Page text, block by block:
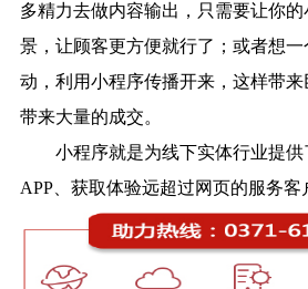
多精力去做内容输出，只需要让你
景，让顾客更方便就行了；或者想
动，利用小程序传播开来，这样带
带来大量的成交。
小程序就是为线下实体行业提
APP、获取体验远超过网页的服务客